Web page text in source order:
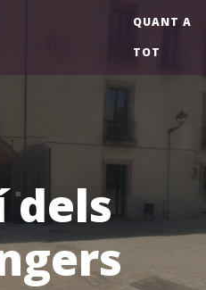
QUANT A
TOT
dels